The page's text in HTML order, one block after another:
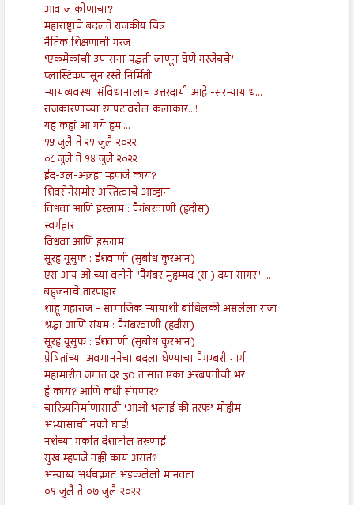
आवाज कोणाचा?
महाराष्ट्राचे बदलते राजकीय चित्र
नैतिक शिक्षणाची गरज
‘एकमेकांची उपासना पद्धती जाणून घेणे गरजेचचे’
प्लास्टिकपासून रस्ते निर्मिती
न्यायव्यवस्था संविधानालाच उत्तरदायी आहे -सरन्यायाध...
राजकारणाच्या रंगपटावरील कलाकार...!
यह कहां आ गये हम....
१५ जुलै ते २१ जुलै २०२२
०८ जुलै ते १४ जुलै २०२२
ईद-उल-अज़हा म्हणजे काय?
शिवसेनेसमोर अस्तित्वाचे आव्हान!
विधवा आणि इस्लाम : पैगंबरवाणी (हदीस)
स्वर्गद्वार
विधवा आणि इस्लाम
सूरह यूसुफ : ईशवाणी (सुबोध कुरआन)
एस आय ओ च्या वतीने "पैगंबर मुहम्मद (स.) दया सागर" ...
बहुजनांचे तारणहार
शाहू महाराज - सामाजिक न्यायाशी बांधिलकी असलेला राजा
श्रद्धा आणि संयम : पैगंबरवाणी (हदीस)
सूरह यूसुफ : ईशवाणी (सुबोध कुरआन)
प्रेषितांच्या अवमाननेचा बदला घेण्याचा पैगम्बरी मार्ग
महामारीत जगात दर 30 तासात एका अरबपतीची भर
हे काय? आणि कधी संपणार?
चारित्र्यनिर्माणासाठी ‘आओ भलाई की तरफ’ मोहीम
अभ्यासाची नको घाई!
नशेच्या गर्कात देशातील तरुणाई
सुख म्हणजे नक्की काय असतं?
अन्याय्य अर्थचक्रात अडकलेली मानवता
०१ जुलै ते ०७ जुलै २०२२